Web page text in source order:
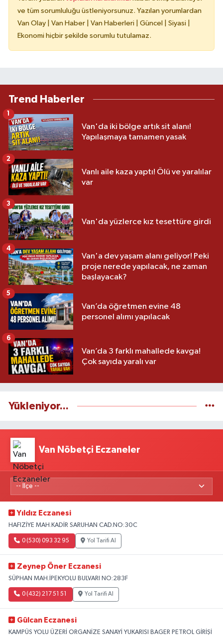
ve tüm sorumluluğu üstleniyorsunuz. Yazılan yorumlardan
Van Olay | Van Haber | Van Haberleri | Güncel | Siyasi |
Ekonomi hiçbir şekilde sorumlu tutulamaz.
Trend Haberler
Van'da iki bölge artık sit alanı!
Yapılaşmaya tamamen yasak
1
Vanlı aile kaza yaptı! Ölü ve yaralılar
var
2
Van'da yüzlerce kız tesettüre girdi
3
Van'a dev yaşam alanı geliyor! Peki
proje nerede yapılacak, ne zaman
başlayacak?
4
Van’da öğretmen evine 48
personel alımı yapılacak
5
Van’da 3 farklı mahallede kavga!
Çok sayıda yaralı var
6
Yükleniyor...
Van Nöbetçi Eczaneler
Yıldız Eczanesi
HAFIZİYE MAH.KADİR SARUHAN CAD.NO:30C
0 (530) 093 32 95 Yol Tarifi Al
Zeynep Öner Eczanesi
SÜPHAN MAH.İPEKYOLU BULVARI NO:283F
0 (432) 217 51 51 Yol Tarifi Al
Gülcan Eczanesi
KAMPÜS YOLU ÜZERİ ORGANİZE SANAYİ YUKARISI BAGER PETROL GİRİŞİ